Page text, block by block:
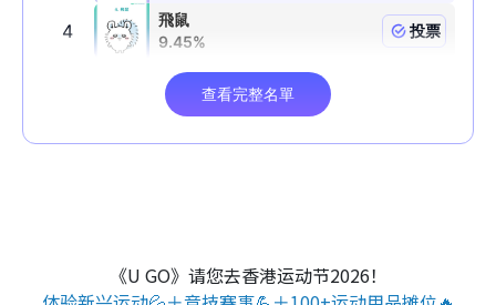
《U GO》请您去香港运动节2026！